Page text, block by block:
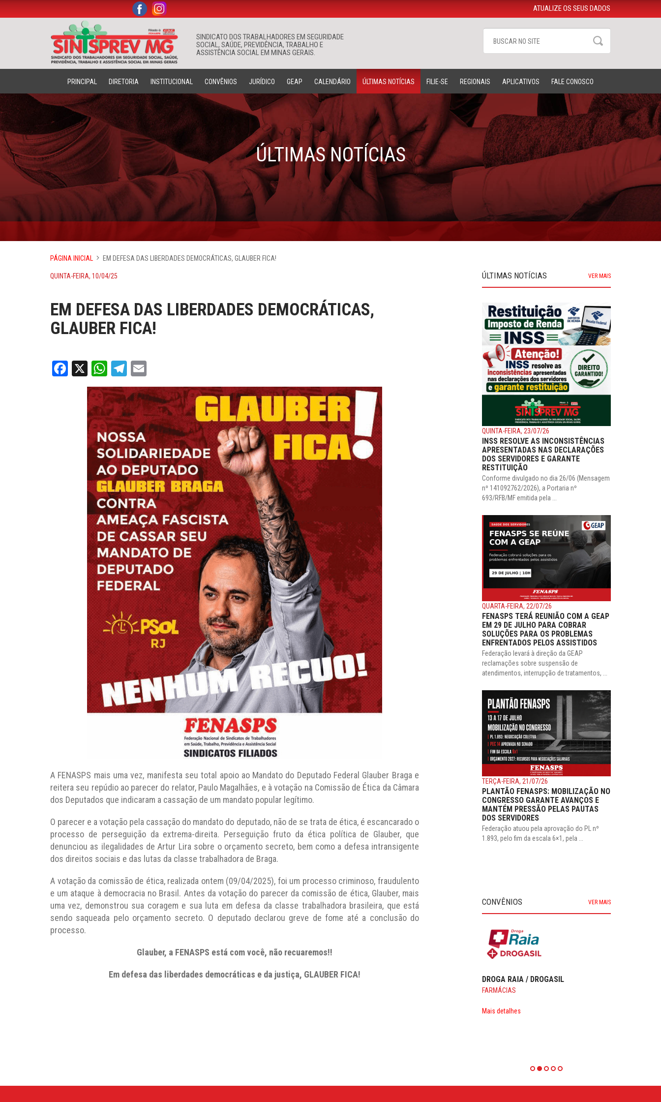
SINDICATO DOS TRABALHADORES EM SEGURIDADE
SOCIAL, SAÚDE, PREVIDÊNCIA, TRABALHO E
ASSISTÊNCIA SOCIAL EM MINAS GERAIS.
Buscar
. . ATUALIZE OS SEUS DADOS
PRINCIPAL DIRETORIA INSTITUCIONAL CONVÊNIOS JURÍDICO GEAP CALENDÁRIO ÚLTIMAS NOTÍCIAS FILIE-SE REGIONAIS APLICATIVOS FALE CONOSCO
ÚLTIMAS NOTÍCIAS
PÁGINA INICIAL EM DEFESA DAS LIBERDADES DEMOCRÁTICAS, GLAUBER FICA!
QUINTA-FEIRA, 10/04/25
EM DEFESA DAS LIBERDADES DEMOCRÁTICAS,
GLAUBER FICA!
Facebook
X WhatsApp
Telegram
A FENASPS mais uma vez, manifesta seu total apoio ao Mandato do Deputado Federal Glauber Braga e
reitera seu repúdio ao parecer do relator, Paulo Magalhães, e à votação na Comissão de Ética da Câmara
dos Deputados que indicaram a cassação de um mandato popular legítimo.
O parecer e a votação pela cassação do mandato do deputado, não de se trata de ética, é escancarado o
processo de perseguição da extrema-direita. Perseguição fruto da ética política de Glauber, que
denunciou as ilegalidades de Artur Lira sobre o orçamento secreto, bem como a defesa intransigente
dos direitos sociais e das lutas da classe trabalhadora de Braga.
A votação da comissão de ética, realizada ontem (09/04/2025), foi um processo criminoso, fraudulento
e um ataque à democracia no Brasil. Antes da votação do parecer da comissão de ética, Glauber, mais
uma vez, demonstrou sua coragem e sua luta em defesa da classe trabalhadora brasileira, que está
sendo saqueada pelo orçamento secreto. O deputado declarou greve de fome até a conclusão do
processo.
Glauber, a FENASPS está com você, não recuaremos!!
Em defesa das liberdades democráticas e da justiça, GLAUBER FICA!
ÚLTIMAS NOTÍCIAS VER MAIS
QUINTA-FEIRA, 23/07/26
INSS RESOLVE AS INCONSISTÊNCIAS
APRESENTADAS NAS DECLARAÇÕES
DOS SERVIDORES E GARANTE
RESTITUIÇÃO
Conforme divulgado no dia 26/06 (Mensagem
nº 141092762/2026), a Portaria nº
693/RFB/MF emitida pela ...
QUARTA-FEIRA, 22/07/26
FENASPS TERÁ REUNIÃO COM A GEAP
EM 29 DE JULHO PARA COBRAR
SOLUÇÕES PARA OS PROBLEMAS
ENFRENTADOS PELOS ASSISTIDOS
Federação levará à direção da GEAP
reclamações sobre suspensão de
atendimentos, interrupção de tratamentos, ...
TERÇA-FEIRA, 21/07/26
PLANTÃO FENASPS: MOBILIZAÇÃO NO
CONGRESSO GARANTE AVANÇOS E
MANTÉM PRESSÃO PELAS PAUTAS
DOS SERVIDORES
Federação atuou pela aprovação do PL nº
1.893, pelo fim da escala 6×1, pela ...
CONVÊNIOS VER MAIS
DROGA RAIA / DROGASIL
FARMÁCIAS
Mais detalhes